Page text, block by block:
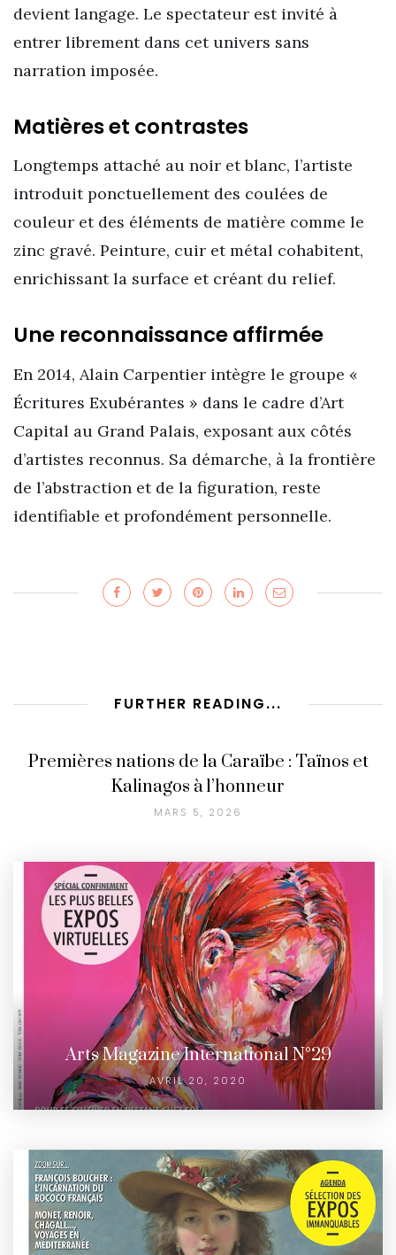
devient langage. Le spectateur est invité à
entrer librement dans cet univers sans
narration imposée.
Matières et contrastes
Longtemps attaché au noir et blanc, l’artiste
introduit ponctuellement des coulées de
couleur et des éléments de matière comme le
zinc gravé. Peinture, cuir et métal cohabitent,
enrichissant la surface et créant du relief.
Une reconnaissance affirmée
En 2014, Alain Carpentier intègre le groupe «
Écritures Exubérantes » dans le cadre d’Art
Capital au Grand Palais, exposant aux côtés
d’artistes reconnus. Sa démarche, à la frontière
de l’abstraction et de la figuration, reste
identifiable et profondément personnelle.
FURTHER READING...
Premières nations de la Caraïbe : Taïnos et
Kalinagos à l’honneur
MARS 5, 2026
Arts Magazine International N°29
AVRIL 20, 2020